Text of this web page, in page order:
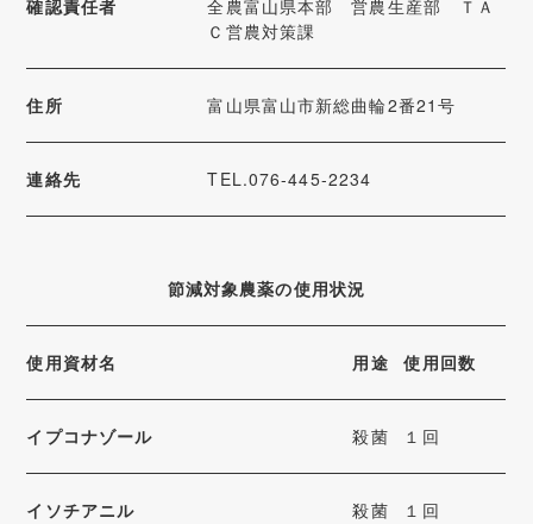
確認責任者
全農富山県本部 営農生産部 ＴＡ
Ｃ営農対策課
住所 富山県富山市新総曲輪2番21号
連絡先 TEL.076-445-2234
節減対象農薬の使用状況
使用資材名 用途 使用回数
イプコナゾール 殺菌 １回
イソチアニル 殺菌 １回